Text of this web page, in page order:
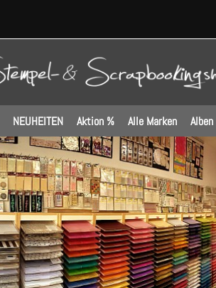
NEUHEITEN Aktion % Alle Marken